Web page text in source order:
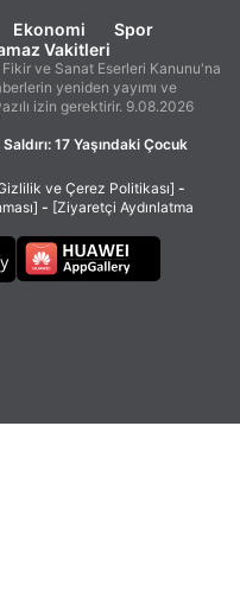
Ekonomi
Spor
Vakitleri
ve Sanat Eserleri Kanunu'na
yeniden yayımı ve
izin gerektirir. 9.08.2026
17 Yaşındaki Çocuk
ve Çerez Politikası] -
- [Ziyaretçi Aydınlatma